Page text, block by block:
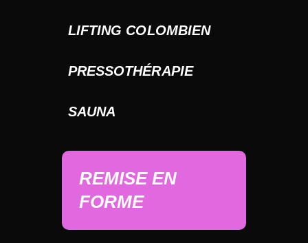
LIFTING COLOMBIEN
PRESSOTHÉRAPIE
SAUNA
REMISE EN
FORME